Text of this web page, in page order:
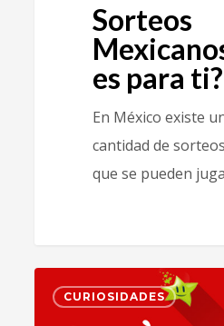
Sorteos
es para ti?
En México existe
cantidad de
que se pueden
CURIOSIDADES 1